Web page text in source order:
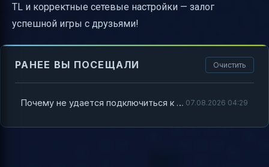
TL и корректные сетевые настройки — залог
успешной игры с друзьями!
РАНЕЕ ВЫ ПОСЕЩАЛИ Очистить
Почему не удается подключиться к серверу в Minecraft TLauncher 07.08.2026 04:29